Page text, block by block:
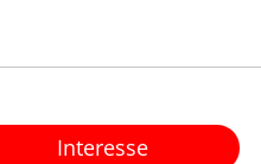
Interesse